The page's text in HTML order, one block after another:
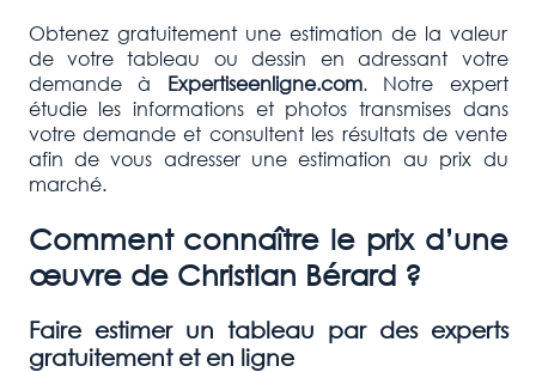
Obtenez gratuitement une estimation de la valeur
de votre tableau ou dessin en adressant votre
demande à Expertiseenligne.com. Notre expert
étudie les informations et photos transmises dans
votre demande et consultent les résultats de vente
afin de vous adresser une estimation au prix du
marché.
Comment connaître le prix d’une
œuvre de Christian Bérard ?
Faire estimer un tableau par des experts
gratuitement et en ligne